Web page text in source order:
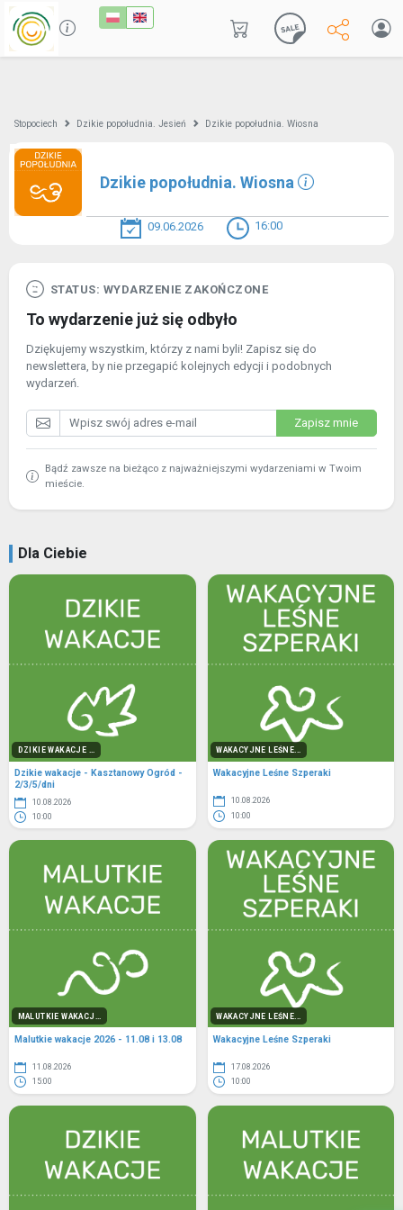
Stopociech Dzikie popołudnia. Jesień Dzikie popołudnia. Wiosna
Dzikie popołudnia. Wiosna
09.06.2026 16:00
STATUS: WYDARZENIE ZAKOŃCZONE
To wydarzenie już się odbyło
Dziękujemy wszystkim, którzy z nami byli! Zapisz się do
newslettera, by nie przegapić kolejnych edycji i podobnych
wydarzeń.
Zapisz mnie
Bądź zawsze na bieżąco z najważniejszymi wydarzeniami w Twoim
mieście.
Dla Ciebie
DZIKIE WAKACJE ...
Dzikie wakacje - Kasztanowy Ogród -
2/3/5/dni
10.08.2026
10:00
WAKACYJNE LEŚNE...
Wakacyjne Leśne Szperaki
10.08.2026
10:00
MALUTKIE WAKACJ...
Malutkie wakacje 2026 - 11.08 i 13.08
11.08.2026
15:00
WAKACYJNE LEŚNE...
Wakacyjne Leśne Szperaki
17.08.2026
10:00